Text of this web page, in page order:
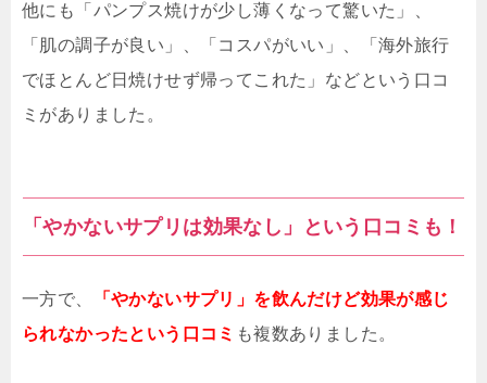
他にも「パンプス焼けが少し薄くなって驚いた」、
「肌の調子が良い」、「コスパがいい」、「海外旅行
でほとんど日焼けせず帰ってこれた」などという口コ
ミがありました。
「やかないサプリは効果なし」という口コミも！
一方で、
「やかないサプリ」を飲んだけど効果が感じ
られなかったという口コミ も複数ありました。